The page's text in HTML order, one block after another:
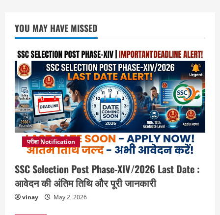
YOU MAY HAVE MISSED
परीक्षा Notification
SSC Selection Post Phase-XIV/2026 Last Date :
आवेदन की अंतिम तिथि और पूरी जानकारी
vinay May 2, 2026